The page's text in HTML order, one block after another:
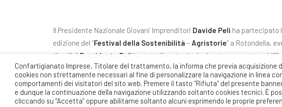
Il Presidente Nazionale Giovani Imprenditori Davide Peli ha partecipato
edizione del “Festival della Sostenibilità – Agristorie” a Rotondella,
di noi”. Il Presidente Peli ha sottolineato che la ripartenza post-covid19
sviluppo per un’Italia più sostenibile sul piano economico, sociale e
imprenditoriale giovanile.
Il Presidente dei GiovaniDavide Peliha evidenziato inoltre come per i
Confartigianato Imprese, Titolare del trattamento, la informa che previa acquisizione
cookies non strettamente necessari al fine di personalizzare la navigazione in linea
comportamenti dei visitatori del sito web. Premere il tasto “Rifiuta” del presente
e dunque la continuazione della navigazione utilizzando soltanto cookies tecnici. È
cliccando su “Accetta” oppure abilitarne soltanto alcuni esprimendo le proprie